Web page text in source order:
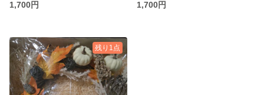
1,700円 1,700円
残り1点